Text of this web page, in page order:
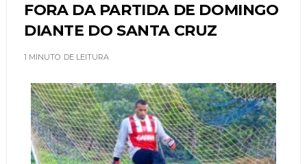
FORA DA PARTIDA DE DOMINGO
DIANTE DO SANTA CRUZ
1 MINUTO DE LEITURA